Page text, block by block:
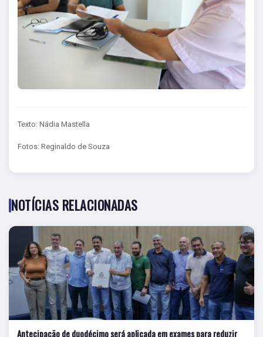
Texto: Nádia Mastella
Fotos: Reginaldo de Souza
NOTÍCIAS RELACIONADAS
Antecipação de duodécimo será aplicada em exames para reduzir